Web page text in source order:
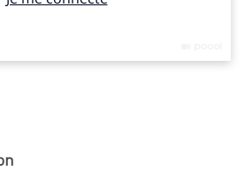
mondiale de l’année: Simone Biles
mondial de l’année: Tom